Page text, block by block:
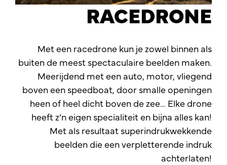
RACEDRONE
Met een racedrone kun je zowel binnen als
buiten de meest spectaculaire beelden maken.
Meerijdend met een auto, motor, vliegend
boven een speedboat, door smalle openingen
heen of heel dicht boven de zee… Elke drone
heeft z’n eigen specialiteit en bijna alles kan!
Met als resultaat superindrukwekkende
beelden die een verpletterende indruk
achterlaten!